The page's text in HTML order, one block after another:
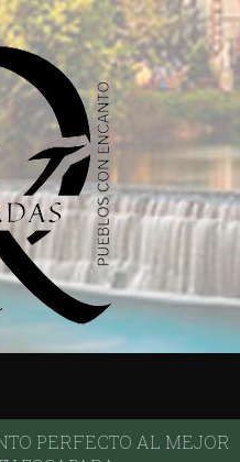
PERFECTO AL MEJOR